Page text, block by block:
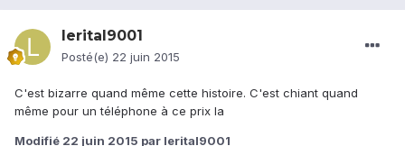
lerital9001
Posté(e) 22 juin 2015
C'est bizarre quand même cette histoire. C'est chiant quand
même pour un téléphone à ce prix la
Modifié 22 juin 2015 par lerital9001